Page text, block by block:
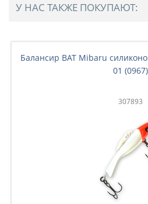
У НАС ТАКЖЕ ПОКУПАЮТ:
Балансир BAT Mibaru
01 (0967)
307893